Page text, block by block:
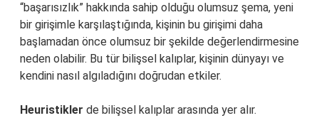
“başarısızlık” hakkında sahip olduğu olumsuz şema, yeni
bir girişimle karşılaştığında, kişinin bu girişimi daha
başlamadan önce olumsuz bir şekilde değerlendirmesine
neden olabilir. Bu tür bilişsel kalıplar, kişinin dünyayı ve
kendini nasıl algıladığını doğrudan etkiler.
Heuristikler de bilişsel kalıplar arasında yer alır.